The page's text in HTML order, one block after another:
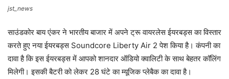
jst_news
साउंडकोर बाय एंकर ने भारतीय बाजार में अपने ट्रू वायरलेस ईयरबड्स का विस्तार
करते हुए नया ईयरबड्स Soundcore Liberty Air 2 पेश किया है। कंपनी का
दावा है कि इस ईयरबड्स में आपको शानदार ऑडियो क्वालिटी के साथ बेहतर कॉलिंग
मिलेगी। इसकी बैटरी को लेकर 28 घंटे का म्यूजिक प्लेबैक का दावा है।